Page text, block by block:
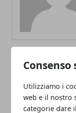
Consenso
Utilizziamo i
web e il nostro
categorie dare
ARTICOLI